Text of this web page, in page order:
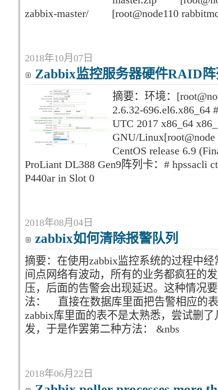
zabbix-master/ [root@node110
2018年10月07日
Zabbix监控服务器硬件RAID
摘要：环境：
2.6.32-696.el6.x86_64
UTC 2017 x86_64
GNU/Linux[root@node
CentOS release 6.9
ProLiant DL388 Gen9阵列卡：# hpssacli
P440ar in Slot 0
2018年08月04日
zabbix如何清除报警队列
摘要：在使用zabbix监控系统的过程中
间点网络有波动，所有的业务都疯狂的
压，后面的告警会出现延迟。这种情况
法： 直接在数据库里面把告警相应的
zabbix库里面的表不是太熟悉，尝试删
发，于是作罢第二种方法： &nbs
2018年06月22日